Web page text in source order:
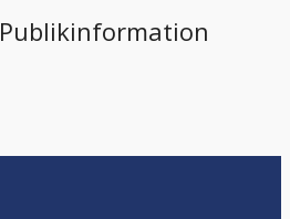
Publikinformation